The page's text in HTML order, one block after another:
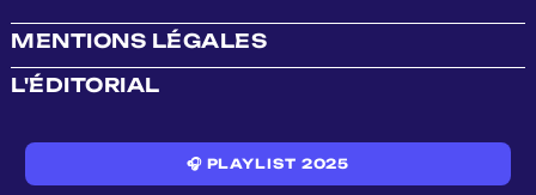
MENTIONS LÉGALES
L'ÉDITORIAL
🎧 PLAYLIST 2025